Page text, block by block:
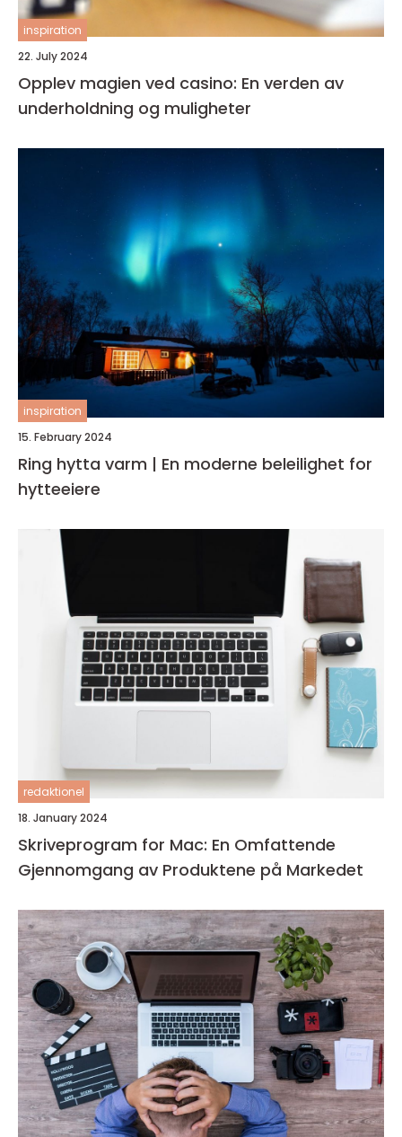
inspiration
22. July 2024
Opplev magien ved casino: En verden av
underholdning og muligheter
inspiration
15. February 2024
Ring hytta varm | En moderne beleilighet for
hytteeiere
redaktionel
18. January 2024
Skriveprogram for Mac: En Omfattende
Gjennomgang av Produktene på Markedet